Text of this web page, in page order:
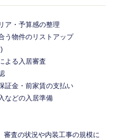
ア・予算感の整理
う物件のリストアップ
よる入居審査
証金・前家賃の支払い
などの入居準備
査の状況や内装工事の規模に